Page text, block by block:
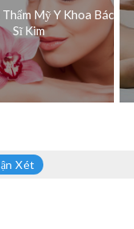
Mỹ Y Khoa Bác
Sĩ Kim
Xét